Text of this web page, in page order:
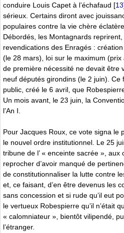
conduire Louis Capet à l’échafaud [13
sérieux. Certains diront avec
populaires contre la vie chère
Débordés, les Montagnards
revendications des Enragés :
(le 28 mars), loi sur le maximum
de première nécessité ne devait être
neuf députés girondins (le 2 juin). Ce
public, créé le 6 avril, que
Un mois avant, le 23 juin, la
l’An I.
Pour Jacques Roux, ce vote signa le
le nouvel ordre institutionnel. Le 25
tribune de l’ « enceinte sacrée »,
reprocher d’avoir manqué de
de constitutionnaliser la lutte contre
et, ce faisant, d’en être devenus les
sans concession et si rude qu’il eut
le vertueux Robespierre qu’il n’était
« calomniateur », bientôt vilipendé,
l’étranger.